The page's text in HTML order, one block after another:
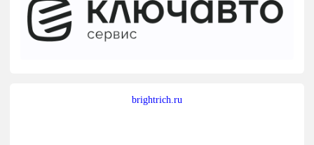
brightrich.ru